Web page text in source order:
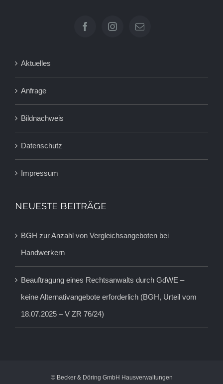
Aktuelles
Anfrage
Bildnachweis
Datenschutz
Impressum
NEUESTE BEITRÄGE
BGH zur Anzahl von Vergleichsangeboten bei
Handwerkern
Beauftragung eines Rechtsanwalts durch GdWE –
keine Alternativangebote erforderlich (BGH, Urteil vom
18.07.2025 – V ZR 76/24)
© Becker & Döring GmbH Hausverwaltungen